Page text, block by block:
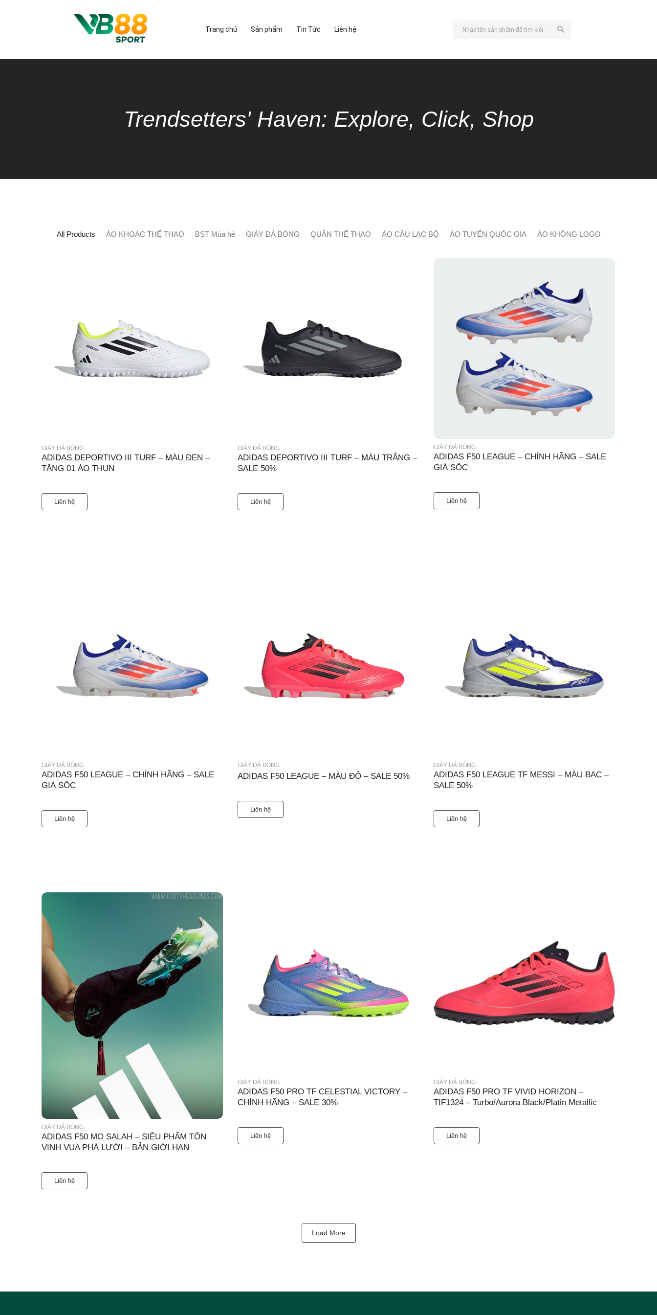
Trang chủ Sản phẩm Tin Tức Liên hệ
Trendsetters' Haven: Explore, Click, Shop
All Products ÁO KHOÁC THỂ THAO BST Mùa hè GIÀY ĐÁ BÓNG QUẦN THỂ THAO ÁO CÂU LẠC BỘ ÁO TUYỂN QUỐC GIA ÁO KHÔNG LOGO
GIÀY ĐÁ BÓNG
ADIDAS DEPORTIVO III TURF – MÀU ĐEN –
TẶNG 01 ÁO THUN
Liên hệ
GIÀY ĐÁ BÓNG
ADIDAS DEPORTIVO III TURF – MÀU TRẮNG –
SALE 50%
Liên hệ
GIÀY ĐÁ BÓNG
ADIDAS F50 LEAGUE – CHÍNH HÃNG – SALE
GIÁ SỐC
Liên hệ
GIÀY ĐÁ BÓNG
ADIDAS F50 LEAGUE – CHÍNH HÃNG – SALE
GIÁ SỐC
Liên hệ
GIÀY ĐÁ BÓNG
ADIDAS F50 LEAGUE – MÀU ĐỎ – SALE 50%
Liên hệ
GIÀY ĐÁ BÓNG
ADIDAS F50 LEAGUE TF MESSI – MÀU BẠC –
SALE 50%
Liên hệ
GIÀY ĐÁ BÓNG
ADIDAS F50 MO SALAH – SIÊU PHẨM TÔN
VINH VUA PHÁ LƯỚI – BẢN GIỚI HẠN
Liên hệ
GIÀY ĐÁ BÓNG
ADIDAS F50 PRO TF CELESTIAL VICTORY –
CHÍNH HÃNG – SALE 30%
Liên hệ
GIÀY ĐÁ BÓNG
ADIDAS F50 PRO TF VIVID HORIZON –
TIF1324 – Turbo/Aurora Black/Platin Metallic
Liên hệ
Load More